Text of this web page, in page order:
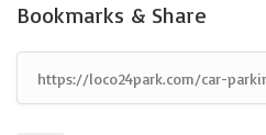
Bookmarks & Share